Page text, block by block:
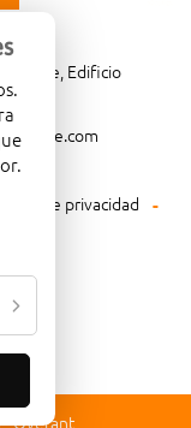
Edificio
de privacidad
EL
-Overant